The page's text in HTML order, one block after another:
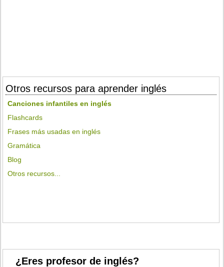
Otros recursos para aprender inglés
Canciones infantiles en inglés
Flashcards
Frases más usadas en inglés
Gramática
Blog
Otros recursos...
¿Eres profesor de inglés?